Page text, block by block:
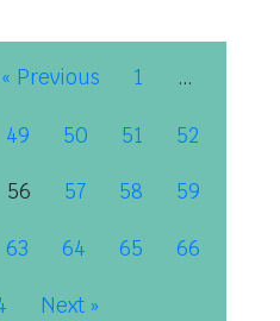
« Previous 1 …
49 50 51 52
56 57 58 59
63 64 65 66
Next »